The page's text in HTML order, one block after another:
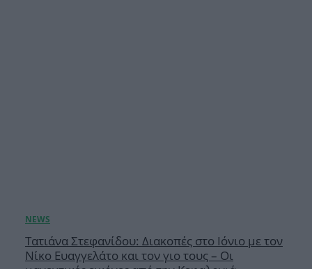
Τατιάνα Στεφανίδου: Διακοπές στο Ιόνιο με τον
Νίκο Ευαγγελάτο και τον γιο τους – Οι